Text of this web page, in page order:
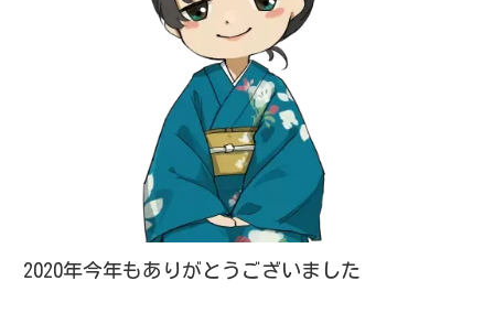
2020年今年もありがとうございました